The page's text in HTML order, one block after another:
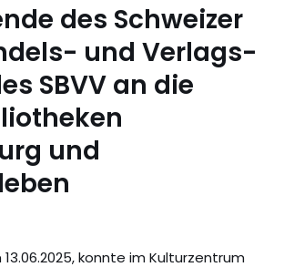
des Schweizer
und Verlags-
SBVV an die
und
konnte im Kulturzentrum